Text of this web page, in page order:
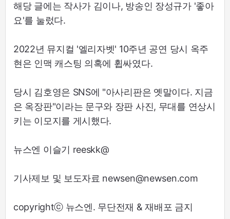
해당 글에는 작사가 김이나, 방송인 장성규가 '좋아
요'를 눌렀다.
2022년 뮤지컬 '엘리자벳' 10주년 공연 당시 옥주
현은 인맥 캐스팅 의혹에 휩싸였다.
당시 김호영은 SNS에 "아사리판은 옛말이다. 지금
은 옥장판"이라는 문구와 장판 사진, 무대를 연상시
키는 이모지를 게시했다.
뉴스엔 이슬기 reeskk@
기사제보 및 보도자료 newsen@newsen.com
copyrightⓒ 뉴스엔. 무단전재 & 재배포 금지